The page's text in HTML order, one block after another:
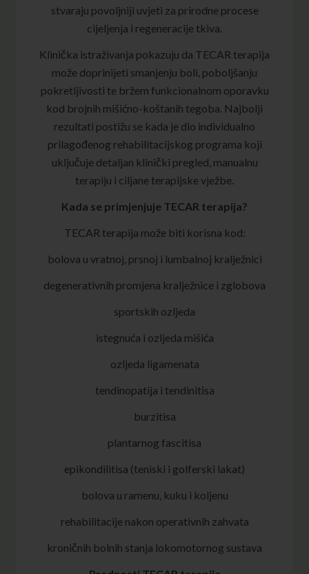
stvaraju povoljniji uvjeti za prirodne procese
cijeljenja i regeneracije tkiva.
Klinička istraživanja pokazuju da TECAR terapija
može doprinijeti smanjenju boli, poboljšanju
pokretljivosti te bržem funkcionalnom oporavku
kod brojnih mišićno-koštanih tegoba. Najbolji
rezultati postižu se kada je dio individualno
prilagođenog rehabilitacijskog programa koji
uključuje detaljan klinički pregled, manualnu
terapiju i ciljane terapijske vježbe.
Kada se primjenjuje TECAR terapija?
TECAR terapija može biti korisna kod:
bolova u vratnoj, prsnoj i lumbalnoj kralježnici
degenerativnih promjena kralježnice i zglobova
sportskih ozljeda
istegnuća i ozljeda mišića
ozljeda ligamenata
tendinopatija i tendinitisa
burzitisa
plantarnog fascitisa
epikondilitisa (teniski i golferski lakat)
bolova u ramenu, kuku i koljenu
rehabilitacije nakon operativnih zahvata
kroničnih bolnih stanja lokomotornog sustava